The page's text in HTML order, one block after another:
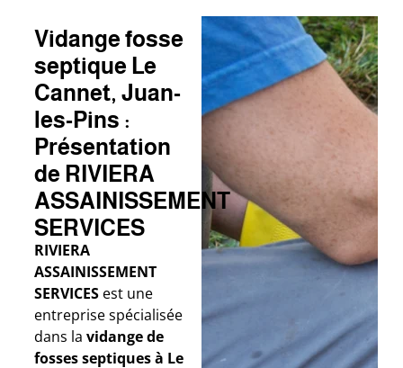
Vidange fosse
septique Le
Cannet, Juan-
les-Pins :
Présentation
de RIVIERA
ASSAINISSEMENT
SERVICES
RIVIERA
ASSAINISSEMENT
SERVICESest une
entreprise spécialisée
dans la vidange de
fosses septiques à Le